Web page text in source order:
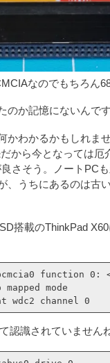
なのでもちろん
のか記憶にないんです
かわかるかもしれませ
から今となっては厄
さそう。ノートPC
、うちにあるのは古
搭載のThinkPad
function
mode
wdc2 channel 0
認識されていません